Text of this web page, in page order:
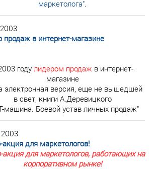
маркетолога".
продаж в интернет-магазине
году лидером продаж в интернет-
магазине
электронная версия, еще не вышедшей
в свет, книги А.Деревицкого
машина. Боевой устав личных продаж"
акция для маркетологов!
акция для маркетологов, работающих на
корпоративном рынке!